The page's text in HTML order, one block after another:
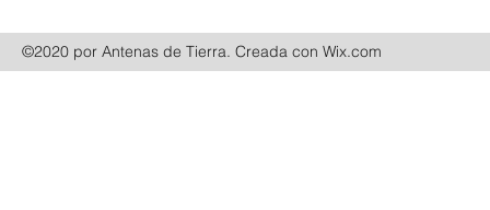
©2020 por Antenas de Tierra. Creada con Wix.com